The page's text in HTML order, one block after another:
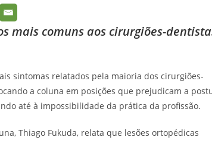
mais comuns aos cirurgiões-
sintomas relatados pela maioria dos cirurgiões-
a coluna em posições que prejudicam a
até à impossibilidade da prática da profissão.
Thiago Fukuda, relata que lesões ortopédicas